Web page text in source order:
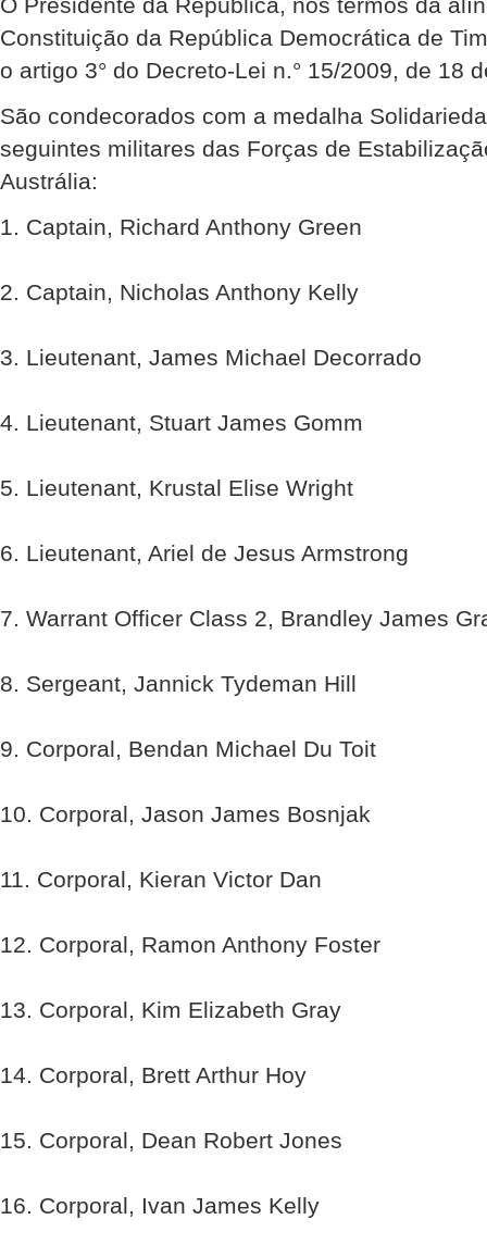
Constituição da República Democrática de
o artigo 3° do Decreto-Lei n.° 15/2009, de 18
São condecorados com a medalha
seguintes militares das Forças de
Austrália:
1. Captain, Richard Anthony Green
2. Captain, Nicholas Anthony Kelly
3. Lieutenant, James Michael Decorrado
4. Lieutenant, Stuart James Gomm
5. Lieutenant, Krustal Elise Wright
6. Lieutenant, Ariel de Jesus Armstrong
7. Warrant Officer Class 2, Brandley James
8. Sergeant, Jannick Tydeman Hill
9. Corporal, Bendan Michael Du Toit
10. Corporal, Jason James Bosnjak
11. Corporal, Kieran Victor Dan
12. Corporal, Ramon Anthony Foster
13. Corporal, Kim Elizabeth Gray
14. Corporal, Brett Arthur Hoy
15. Corporal, Dean Robert Jones
16. Corporal, Ivan James Kelly